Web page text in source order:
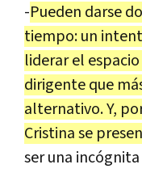
-Pueden darse
tiempo:un
liderarel espacio
dirigenteque má
alternativo.Y,
Cristinase
seruna incógnita